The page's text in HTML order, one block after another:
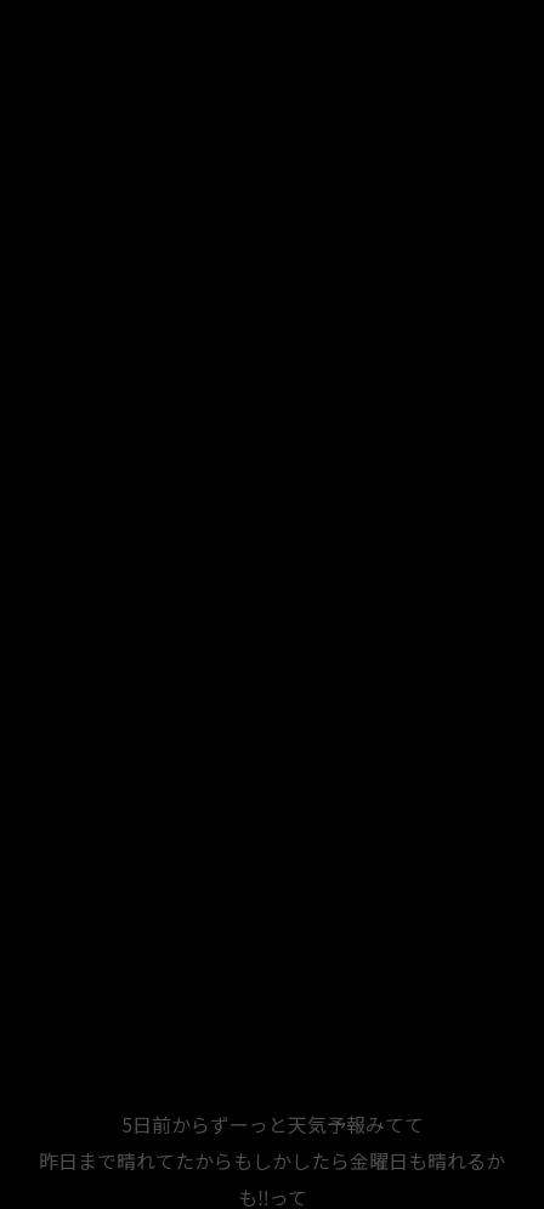
5日前からずーっと天気予報みてて
昨日まで晴れてたからもしかしたら金曜日も晴れるか
も‼️って